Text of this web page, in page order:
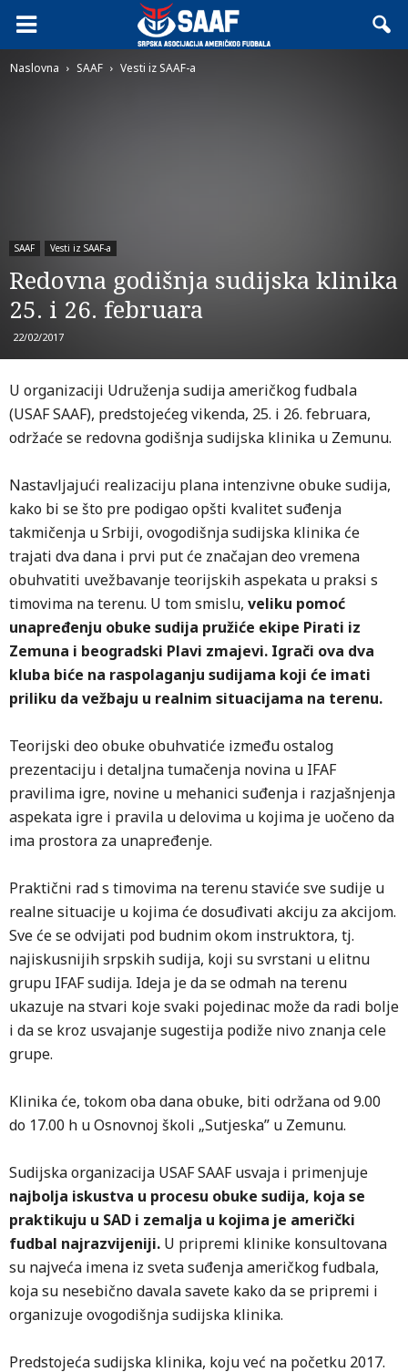
Naslovna SAAF Vesti iz SAAF-a
SAAF Vesti iz SAAF-a
Redovna godišnja sudijska klinika
25. i 26. februara
22/02/2017
U organizaciji Udruženja sudija američkog fudbala
(USAF SAAF), predstojećeg vikenda, 25. i 26. februara,
održaće se redovna godišnja sudijska klinika u Zemunu.
Nastavljajući realizaciju plana intenzivne obuke sudija,
kako bi se što pre podigao opšti kvalitet suđenja
takmičenja u Srbiji, ovogodišnja sudijska klinika će
trajati dva dana i prvi put će značajan deo vremena
obuhvatiti uvežbavanje teorijskih aspekata u praksi s
timovima na terenu. U tom smislu, veliku pomoć
unapređenju obuke sudija pružiće ekipe Pirati iz
Zemuna i beogradski Plavi zmajevi. Igrači ova dva
kluba biće na raspolaganju sudijama koji će imati
priliku da vežbaju u realnim situacijama na terenu.
Teorijski deo obuke obuhvatiće između ostalog
prezentaciju i detaljna tumačenja novina u IFAF
pravilima igre, novine u mehanici suđenja i razjašnjenja
aspekata igre i pravila u delovima u kojima je uočeno da
ima prostora za unapređenje.
Praktični rad s timovima na terenu staviće sve sudije u
realne situacije u kojima će dosuđivati akciju za akcijom.
Sve će se odvijati pod budnim okom instruktora, tj.
najiskusnijih srpskih sudija, koji su svrstani u elitnu
grupu IFAF sudija. Ideja je da se odmah na terenu
ukazuje na stvari koje svaki pojedinac može da radi bolje
i da se kroz usvajanje sugestija podiže nivo znanja cele
grupe.
Klinika će, tokom oba dana obuke, biti održana od 9.00
do 17.00 h u Osnovnoj školi „Sutjeska” u Zemunu.
Sudijska organizacija USAF SAAF usvaja i primenjuje
najbolja iskustva u procesu obuke sudija, koja se
praktikuju u SAD i zemalja u kojima je američki
fudbal najrazvijeniji. U pripremi klinike konsultovana
su najveća imena iz sveta suđenja američkog fudbala,
koja su nesebično davala savete kako da se pripremi i
organizuje ovogodišnja sudijska klinika.
Predstojeća sudijska klinika, koju već na početku 2017.